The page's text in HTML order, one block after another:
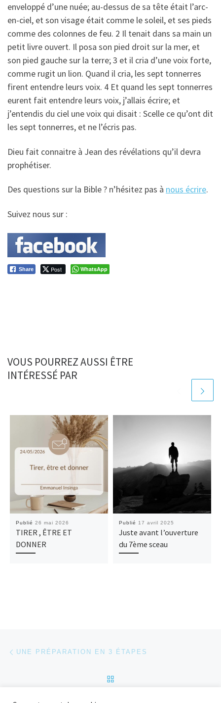
enveloppé d’une nuée; au-dessus de sa tête était l’arc-
en-ciel, et son visage était comme le soleil, et ses pieds
comme des colonnes de feu. 2 Il tenait dans sa main un
petit livre ouvert. Il posa son pied droit sur la mer, et
son pied gauche sur la terre; 3 et il cria d’une voix forte,
comme rugit un lion. Quand il cria, les sept tonnerres
firent entendre leurs voix. 4 Et quand les sept tonnerres
eurent fait entendre leurs voix, j’allais écrire; et
j’entendis du ciel une voix qui disait : Scelle ce qu’ont dit
les sept tonnerres, et ne l’écris pas.
Dieu fait connaitre à Jean des révélations qu’il devra
prophétiser.
Des questions sur la Bible ? n’hésitez pas à nous écrire.
Suivez nous sur :
Share Post WhatsApp
VOUS POURREZ AUSSI ÊTRE
INTÉRESSÉ PAR
Publié 26 mai 2026
TIRER , ÊTRE ET
DONNER
Publié 17 avril 2025
Juste avant l’ouverture
du 7ème sceau
Parcourir les articles
UNE PRÉPARATION EN 3 ÉTAPES